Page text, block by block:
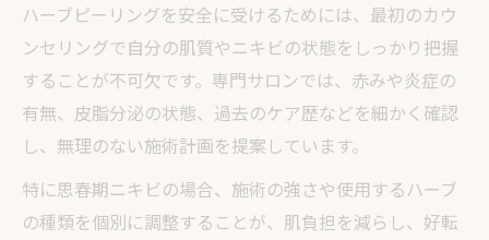
ハーブピーリングを安全に受けるためには、最初のカウ
ンセリングで自分の肌質やニキビの状態をしっかり把握
することが不可欠です。専門サロンでは、赤みや炎症の
有無、皮脂分泌の状態、過去のケア歴などを細かく確認
し、無理のない施術計画を提案しています。
特に思春期ニキビの場合、施術の強さや使用するハーブ
の種類を個別に調整することが、肌負担を減らし、好転